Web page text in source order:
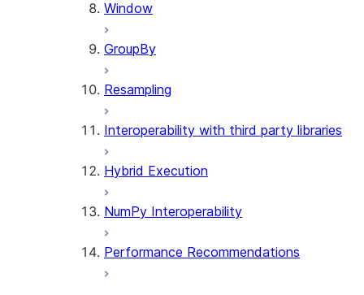
Window
GroupBy
Resampling
Interoperability with third party libraries
Hybrid Execution
NumPy Interoperability
Performance Recommendations